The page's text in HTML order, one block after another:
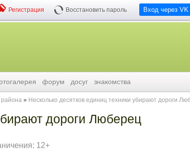
Вход через VK
Регистрация Восстановить пароль
форум досуг знакомства
района Несколько десятков единиц техники убирают дороги
дороги Люберец
12+